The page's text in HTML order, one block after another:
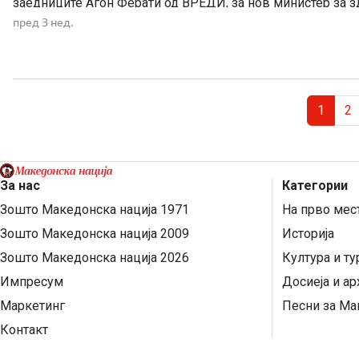
Клековски од ВМРО-ДПМНЕ, за нов министер за туризам
пред 3 нед.
Current
1 2
За нас
Зошто Македонска нација 1971
Зошто Македонска нација 2009
Зошто Македонска нација 2026
Импресум
Маркетинг
Контакт
Категории
На прво
Историја
Култура и
Досиеја и
Песни за